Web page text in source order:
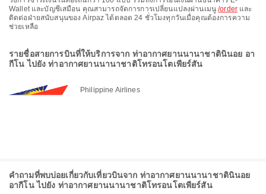
Wallet และบัญชีเสมือน คุณสามารถจัดการการเปลี่ยนแปลงผ่านเมนู/orderและ
ติดต่อฝ่ายสนับสนุนของ Airpaz ได้ตลอด 24 ชั่วโมงทุกวันเมื่อคุณต้องการความ
ช่วยเหลือ
รายชื่อสายการบินที่ให้บริการจาก ท่าอากาศยานนานาชาตินินอย อา
กีโน ไปยัง ท่าอากาศยานนานาชาติโทรอนโตเพียร์สัน
Philippine Airlines
คำถามที่พบบ่อยเกี่ยวกับเที่ยวบินจาก ท่าอากาศยานนานาชาตินินอย
อากีโน ไปยัง ท่าอากาศยานนานาชาติโทรอนโตเพียร์สัน